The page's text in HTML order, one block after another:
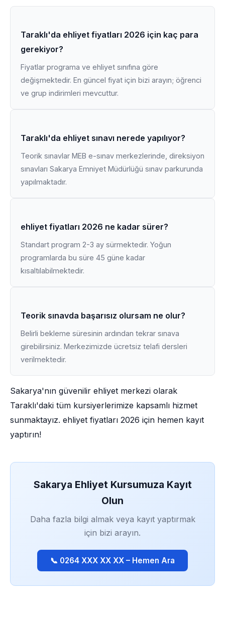
Taraklı'da ehliyet fiyatları 2026 için kaç para
gerekiyor?
Fiyatlar programa ve ehliyet sınıfına göre
değişmektedir. En güncel fiyat için bizi arayın; öğrenci
ve grup indirimleri mevcuttur.
Taraklı'da ehliyet sınavı nerede yapılıyor?
Teorik sınavlar MEB e-sınav merkezlerinde, direksiyon
sınavları Sakarya Emniyet Müdürlüğü sınav parkurunda
yapılmaktadır.
ehliyet fiyatları 2026 ne kadar sürer?
Standart program 2-3 ay sürmektedir. Yoğun
programlarda bu süre 45 güne kadar
kısaltılabilmektedir.
Teorik sınavda başarısız olursam ne olur?
Belirli bekleme süresinin ardından tekrar sınava
girebilirsiniz. Merkezimizde ücretsiz telafi dersleri
verilmektedir.
Sakarya'nın güvenilir ehliyet merkezi olarak
Taraklı'daki tüm kursiyerlerimize kapsamlı hizmet
sunmaktayız. ehliyet fiyatları 2026 için hemen kayıt
yaptırın!
Sakarya Ehliyet Kursumuza Kayıt
Olun
Daha fazla bilgi almak veya kayıt yaptırmak
için bizi arayın.
📞 0264 XXX XX XX – Hemen Ara